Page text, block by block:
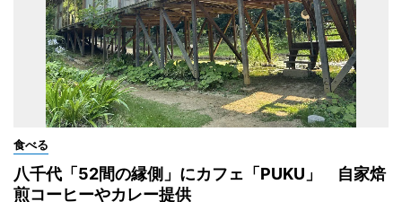
食べる
八千代「52間の縁側」にカフェ「PUKU」 自家焙
煎コーヒーやカレー提供